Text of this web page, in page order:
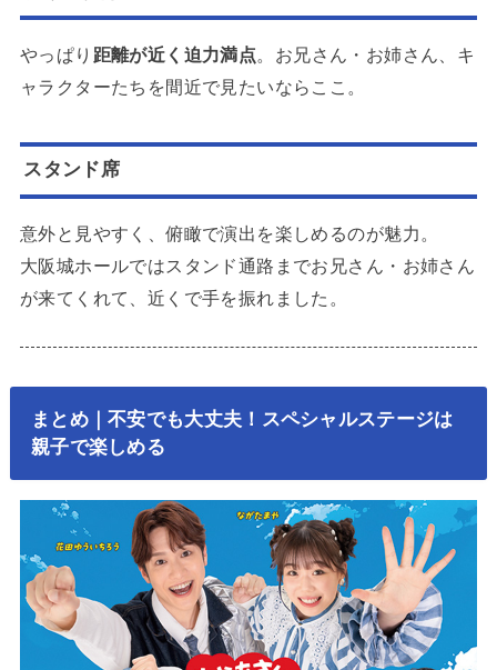
やっぱり 距離が近く迫力満点。お兄さん・お姉さん、キ
ャラクターたちを間近で見たいならここ。
スタンド席
意外と見やすく、俯瞰で演出を楽しめるのが魅力。
大阪城ホールではスタンド通路までお兄さん・お姉さん
が来てくれて、近くで手を振れました。
まとめ｜不安でも大丈夫！スペシャルステージは
親子で楽しめる